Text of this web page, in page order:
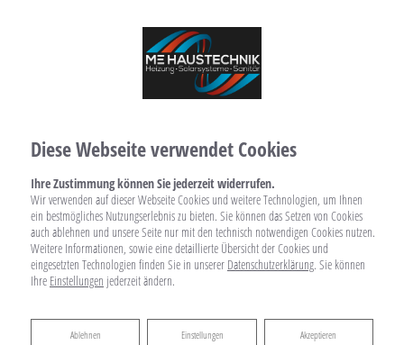
Diese Webseite verwendet Cookies
Ihre Zustimmung können Sie jederzeit widerrufen.
Wir verwenden auf dieser Webseite Cookies und weitere Technologien, um Ihnen
ein bestmögliches Nutzungserlebnis zu bieten. Sie können das Setzen von Cookies
auch ablehnen und unsere Seite nur mit den technisch notwendigen Cookies nutzen.
Weitere Informationen, sowie eine detaillierte Übersicht der Cookies und
eingesetzten Technologien finden Sie in unserer Datenschutzerklärung. Sie können
Ihre Einstellungen jederzeit ändern.
Akzeptieren
Einstellungen
Ablehnen
Ablehnen